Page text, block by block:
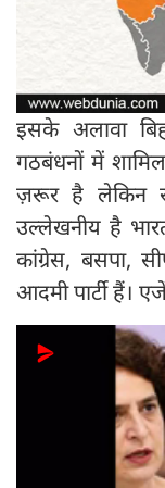
इसके अलावा
गठबंधनों में
ज़रूर है लेकिन
उल्लेखनीय है
कांग्रेस, बसपा,
आदमी पार्टी हैं।